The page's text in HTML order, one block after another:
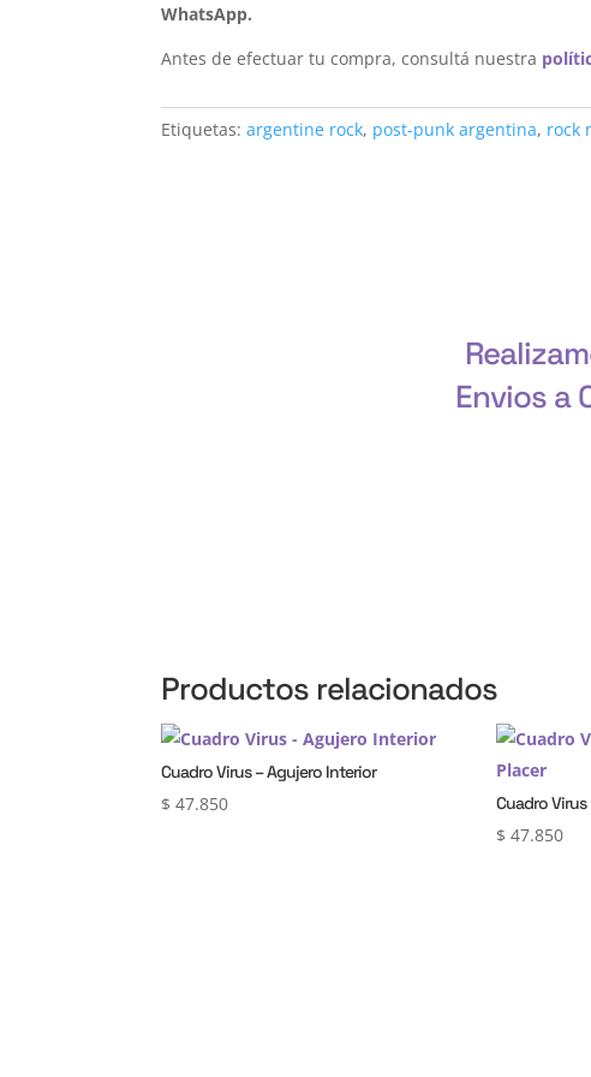
WhatsApp.
Antes de efectuar tu compra, consultá nuestra
Etiquetas:argentine rock, post-punk argentina, rock
Envios a
Productos relacionados
Cuadro Virus – Agujero Interior
$ 47.850 Cuadro
$ 47.850